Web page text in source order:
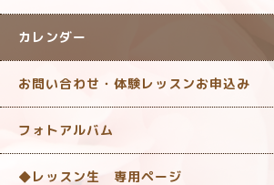
カレンダー
お問い合わせ・体験レッスンお申込み
フォトアルバム
◆レッスン生 専用ページ